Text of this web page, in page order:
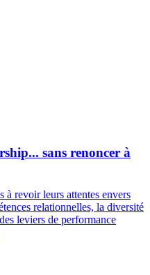
sans renoncer à
à revoir leurs attentes envers
relationnelles, la diversité
leviers de performance